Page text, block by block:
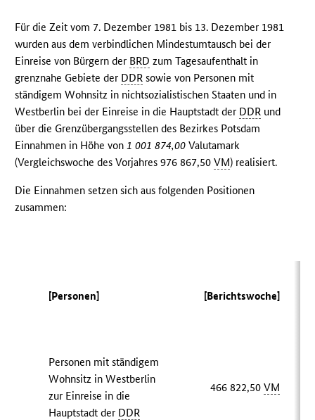
Für die Zeit vom 7. Dezember 1981 bis 13. Dezember 1981
wurden aus dem verbindlichen Mindestumtausch bei der
Einreise von Bürgern der BRD zum Tagesaufenthalt in
grenznahe Gebiete der DDR sowie von Personen mit
ständigem Wohnsitz in nichtsozialistischen Staaten und in
Westberlin bei der Einreise in die Hauptstadt der DDR und
über die Grenzübergangsstellen des Bezirkes Potsdam
Einnahmen in Höhe von1 001 874,00 Valutamark
(Vergleichswoche des Vorjahres 976 867,50VM) realisiert.
Die Einnahmen setzen sich aus folgenden Positionen
zusammen:
[Personen] [Berichtswoche]
Personen mit ständigem
Wohnsitz in Westberlin
zur Einreise in die
Hauptstadt der DDR
466 822,50VM